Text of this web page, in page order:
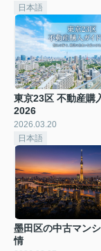
日本語
東京23区 不動産購
2026
2026.03.20
日本語
墨田区の中古マン
情